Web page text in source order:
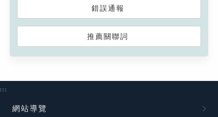
錯誤通報
推薦關聯詞
:::
網站導覽